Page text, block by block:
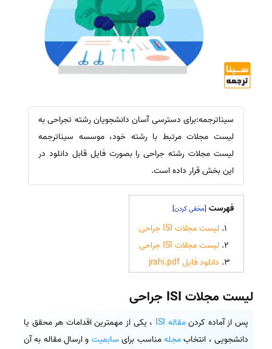
سیناترجمه:برای دسترسی آسان دانشجویان رشته تجراحی به
لیست مجلات مرتبط با رشته خود، موسسه سیناترجمه
لیست مجلات رشته جراحی را بصورت فایل قابل دانلود در
این بخش قرار داده است.
فهرست [
]
لیست مجلات ISI جراحی
لیست مجلات ISI جراحی
دانلود فایل jrahi.pdf
لیست مجلات ISI جراحی
پس از آماده کردنمقاله ISI
، یکی از مهمترین اقدامات هر محقق یا
دانشجویی ، انتخابمجلهمناسب برای سابمیت و ارسال مقاله به آن